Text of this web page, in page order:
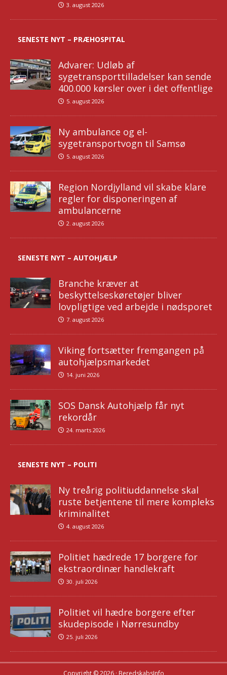
3. august 2026
SENESTE NYT – PRÆHOSPITAL
Advarer: Udløb af
sygetransporttilladelser kan sende
400.000 kørsler over i det offentlige
5. august 2026
Ny ambulance og el-
sygetransportvogn til Samsø
5. august 2026
Region Nordjylland vil skabe klare
regler for disponeringen af
ambulancerne
2. august 2026
SENESTE NYT – AUTOHJÆLP
Branche kræver at
beskyttelseskøretøjer bliver
lovpligtige ved arbejde i nødsporet
7. august 2026
Viking fortsætter fremgangen på
autohjælpsmarkedet
14. juni 2026
SOS Dansk Autohjælp får nyt
rekordår
24. marts 2026
SENESTE NYT – POLITI
Ny treårig politiuddannelse skal
ruste betjentene til mere kompleks
kriminalitet
4. august 2026
Politiet hædrede 17 borgere for
ekstraordinær handlekraft
30. juli 2026
Politiet vil hædre borgere efter
skudepisode i Nørresundby
25. juli 2026
Copyright © 2026 · BeredskabsInfo